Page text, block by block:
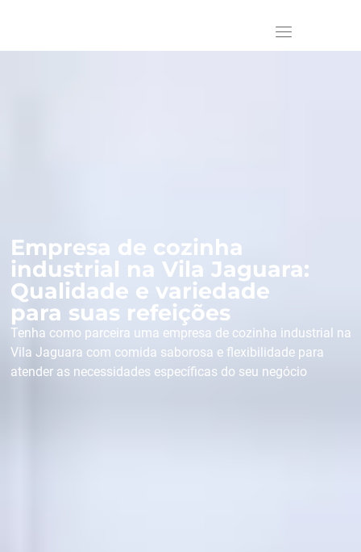
Empresa de cozinha
industrial na Vila Jaguara:
Qualidade e variedade
para suas refeições
Tenha como parceira uma empresa de cozinha industrial na
Vila Jaguara com comida saborosa e flexibilidade para
atender as necessidades específicas do seu negócio